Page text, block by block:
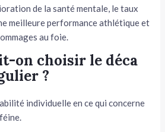
de la santé mentale, le taux
meilleure performance athlétique et
au foie.
on choisir le déca
?
individuelle en ce qui concerne